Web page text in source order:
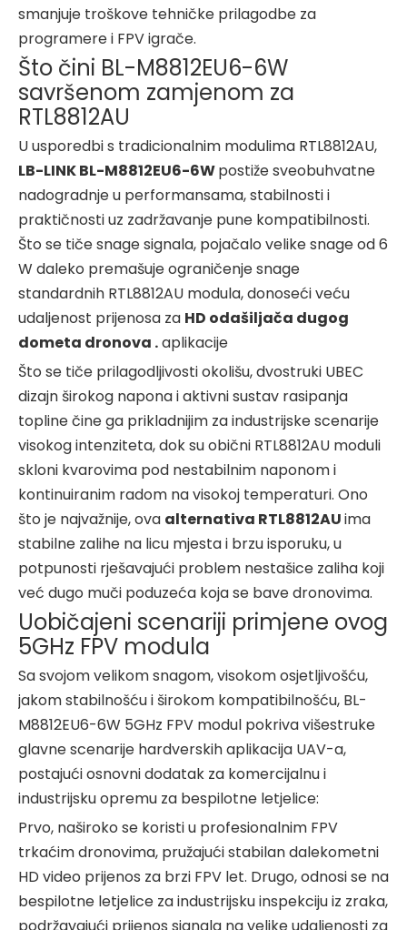
smanjuje troškove tehničke prilagodbe za
programere i FPV igrače.
Što čini BL-M8812EU6-6W
savršenom zamjenom za
RTL8812AU
U usporedbi s tradicionalnim modulima RTL8812AU,
LB-LINK BL-M8812EU6-6Wpostiže sveobuhvatne
nadogradnje u performansama, stabilnosti i
praktičnosti uz zadržavanje pune kompatibilnosti.
Što se tiče snage signala, pojačalo velike snage od 6
W daleko premašuje ograničenje snage
standardnih RTL8812AU modula, donoseći veću
udaljenost prijenosa za HD odašiljača dugog
dometa dronova .aplikacije
Što se tiče prilagodljivosti okolišu, dvostruki UBEC
dizajn širokog napona i aktivni sustav rasipanja
topline čine ga prikladnijim za industrijske scenarije
visokog intenziteta, dok su obični RTL8812AU moduli
skloni kvarovima pod nestabilnim naponom i
kontinuiranim radom na visokoj temperaturi. Ono
što je najvažnije, ova alternativa RTL8812AUima
stabilne zalihe na licu mjesta i brzu isporuku, u
potpunosti rješavajući problem nestašice zaliha koji
već dugo muči poduzeća koja se bave dronovima.
Uobičajeni scenariji primjene ovog
5GHz FPV modula
Sa svojom velikom snagom, visokom osjetljivošću,
jakom stabilnošću i širokom kompatibilnošću, BL-
M8812EU6-6W 5GHz FPV modul pokriva višestruke
glavne scenarije hardverskih aplikacija UAV-a,
postajući osnovni dodatak za komercijalnu i
industrijsku opremu za bespilotne letjelice:
Prvo, naširoko se koristi u profesionalnim FPV
trkaćim dronovima, pružajući stabilan dalekometni
HD video prijenos za brzi FPV let. Drugo, odnosi se na
bespilotne letjelice za industrijsku inspekciju iz zraka,
podržavajući prijenos signala na velike udaljenosti za